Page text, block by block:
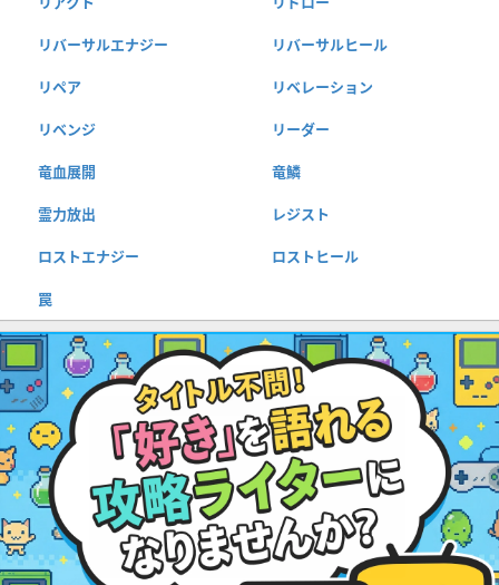
リバーサルエナジー リバーサルヒール
リペア リベレーション
リベンジ リーダー
竜血展開 竜鱗
霊力放出 レジスト
ロストエナジー ロストヒール
罠